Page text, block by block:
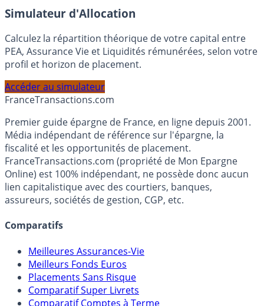
En savoir plus
Simulateur d'Allocation
Calculez la répartition théorique de votre capital entre
profil et horizon de placement.
FranceTransactions.com
Premier guide épargne de France, en ligne depuis 2001.
Média indépendant de référence sur l'épargne, la
fiscalité et les opportunités de placement.
FranceTransactions.com (propriété de Mon Epargne
Online) est 100% indépendant, ne possède donc aucun
assureurs, sociétés de gestion, CGP, etc.
Comparatifs
Meilleures Assurances-Vie
Meilleurs Fonds Euros
Placements Sans Risque